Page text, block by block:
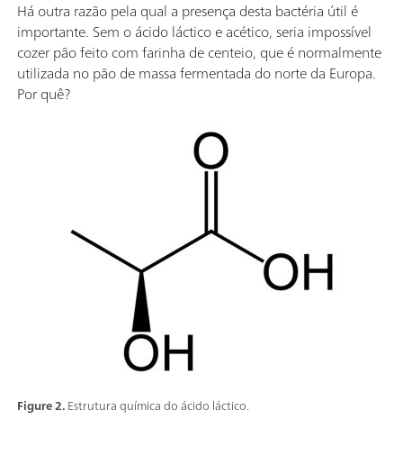
Figure 2.Estrutura química do ácido láctico.
Há outra razão pela qual a presença desta bactéria útil é
importante. Sem o ácido láctico e acético, seria impossível
cozer pão feito com farinha de centeio, que é normalmente
utilizada no pão de massa fermentada do norte da Europa.
Por quê?